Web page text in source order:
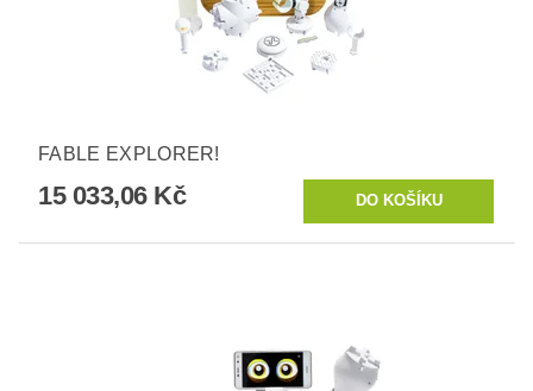
FABLE EXPLORER!
15 033,06 Kč